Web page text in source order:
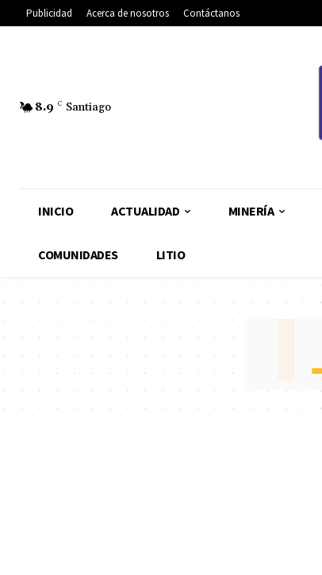
Publicidad Acerca de nosotros Contáctanos
8.9 C Santiago
INICIO ACTUALIDAD MINERÍA
COMUNIDADES LITIO